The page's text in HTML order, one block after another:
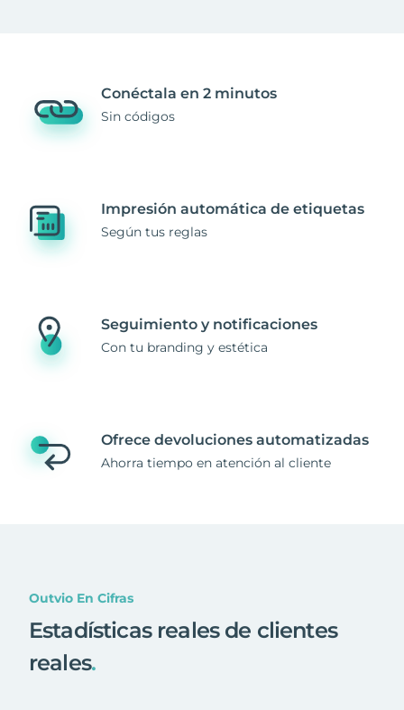
Conéctala en 2 minutos
Sin códigos
Impresión automática de etiquetas
Según tus reglas
Seguimiento y notificaciones
Con tu branding y estética
Ofrece devoluciones automatizadas
Ahorra tiempo en atención al cliente
Outvio En Cifras
Estadísticas reales de clientes
reales.